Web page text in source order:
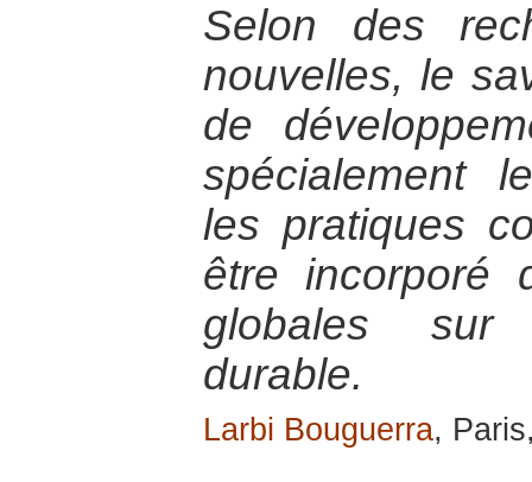
Selon des
nouvelles, le
de
spécialement
les pratiques
être incorporé
globales sur
durable.
Larbi Bouguerra,